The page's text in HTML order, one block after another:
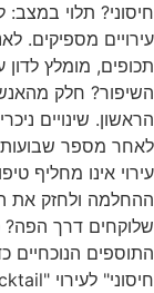
עירויים מספיקים.
תכופים, מומלץ
השיפור? חלק
הראשון. שינויים
לאחר מספר שבועות.
עירוי אינו מחליף
ההחלמה ולחזק את
שלוקחים דרך הפה?
התוספים הנוכחיים